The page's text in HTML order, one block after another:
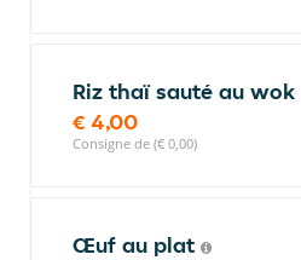
Riz thaï sauté au wok
€ 4,00
Consigne de (€ 0,00)
Œuf au plat